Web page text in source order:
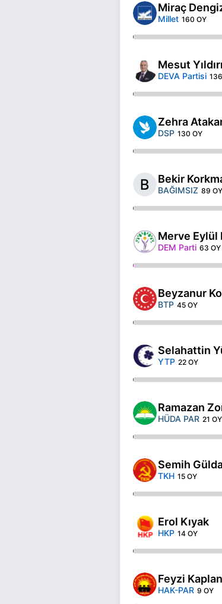
Miraç
Millet 160 OY
Mesut
DEVA Partisi
Zehra
DSP 130 OY
Bekir
BAĞIMSIZ 89 OY
Merve Eylül
DEM Parti 63 OY
Beyzanur
BTP 45 OY
Selahattin
YTP 22 OY
Ramazan
HÜDA PAR 21 OY
Semih
TKH 15 OY
Erol Kıyak
HKP 14 OY
Feyzi Kaplan
HAK-PAR 9 OY